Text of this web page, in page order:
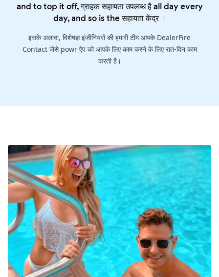
and to top it off, ग्राहक सहायता उपलब्ध है all day every
day, and so is theसहायता केंद्र।
इसके अलावा, विशेषज्ञ इंजीनियरों की हमारी टीम आपके DealerFire
Contact जैसे powr ऐप को आपके लिए काम करने के लिए रात-दिन काम
करती है।